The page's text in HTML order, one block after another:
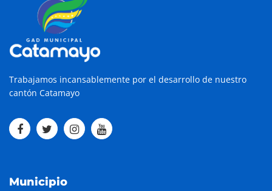
Trabajamos incansablemente por el desarrollo de nuestro
cantón Catamayo
Municipio